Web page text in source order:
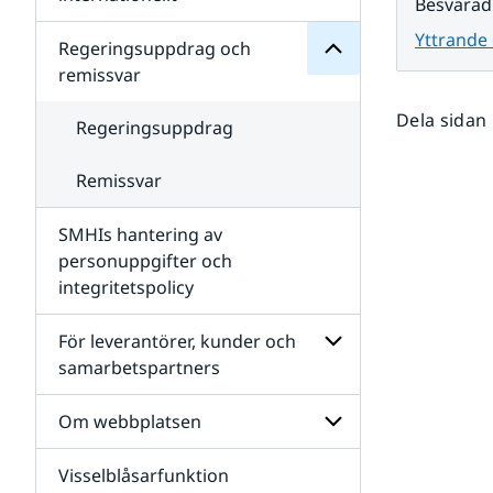
organisation
Undersidor
för
Samverkan
internationellt
Regeringsuppdrag och
remissvar
Regeringsuppdrag
Remissvar
SMHIs hantering av
personuppgifter och
integritetspolicy
För leverantörer, kunder och
samarbetspartners
Undersidor
för
Om webbplatsen
Visselblåsarfunktion
Yttrande
Dela sidan